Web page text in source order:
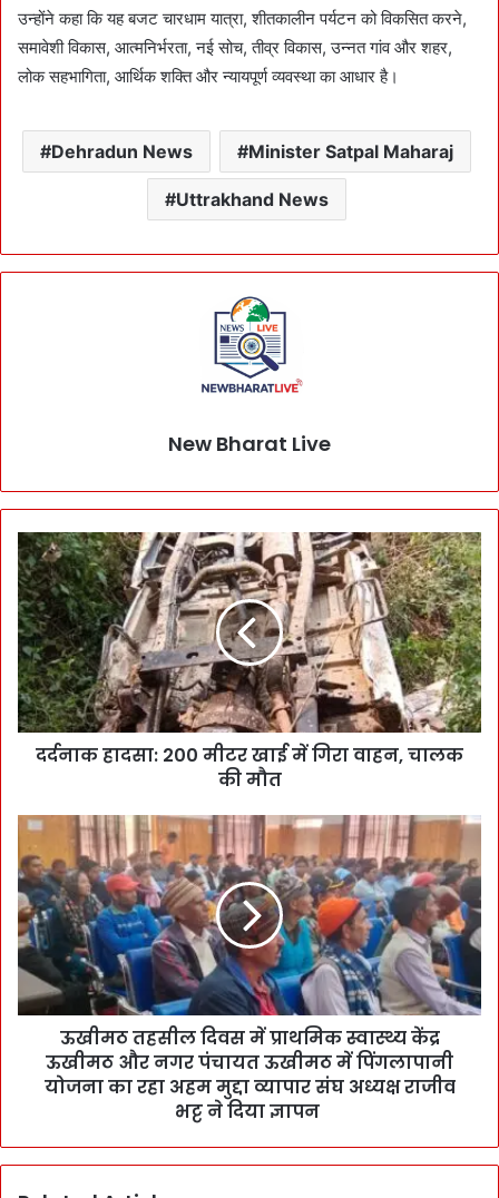
उन्होंने कहा कि यह बजट चारधाम यात्रा, शीतकालीन पर्यटन को विकसित करने,
समावेशी विकास, आत्मनिर्भरता, नई सोच, तीव्र विकास, उन्नत गांव और शहर,
लोक सहभागिता, आर्थिक शक्ति और न्यायपूर्ण व्यवस्था का आधार है।
Dehradun News Minister Satpal Maharaj
Uttrakhand News
New Bharat Live
दर्दनाक हादसा: 200 मीटर खाई में गिरा वाहन, चालक
की मौत
ऊखीमठ तहसील दिवस में प्राथमिक स्वास्थ्य केंद्र
ऊखीमठ और नगर पंचायत ऊखीमठ में पिंगलापानी
योजना का रहा अहम मुद्दा व्यापार संघ अध्यक्ष राजीव
भट्ट ने दिया ज्ञापन